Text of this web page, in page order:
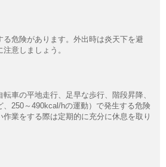
危険があります。外出時は炎天下を避
意しましょう。
車の平地走行、足早な歩行、階段昇降、
250～490kcal/hの運動）で発生する危険
業をする際は定期的に充分に休息を取り